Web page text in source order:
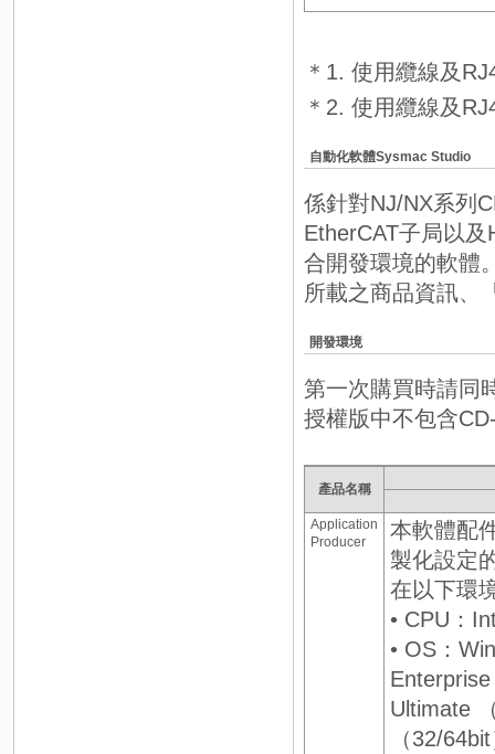
＊1. 使用纜線及
＊2. 使用纜線及
自動化軟體Sysmac Studio
係針對NJ/NX系列
EtherCAT子局以
合開發環境的軟體
所載之商品資訊、
開發環境
第一次購買時請同
授權版中不包含
產品名稱
Application
Producer
本軟體配
製化設定
在以下環
• CPU：
• OS：
Ultimate
（32/